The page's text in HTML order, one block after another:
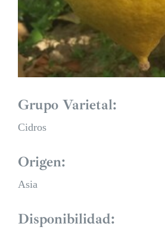
Grupo Varietal:
Cidros
Origen:
Asia
Disponibilidad: